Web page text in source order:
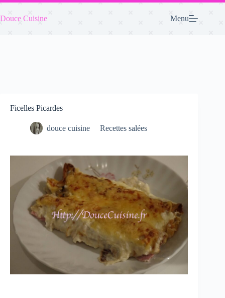
Passer
contenu
Douce Cuisine Menu
Ficelles Picardes
douce cuisine Recettes salées